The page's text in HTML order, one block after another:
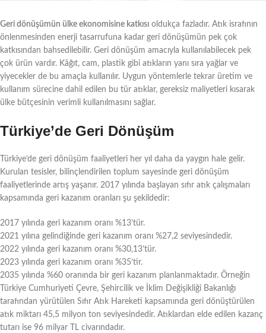
Geri dönüşümün ülke ekonomisine katkısı oldukça fazladır. Atık israfının
önlenmesinden enerji tasarrufuna kadar geri dönüşümün pek çok
katkısından bahsedilebilir. Geri dönüşüm amacıyla kullanılabilecek pek
çok ürün vardır. Kâğıt, cam, plastik gibi atıkların yanı sıra yağlar ve
yiyecekler de bu amaçla kullanılır. Uygun yöntemlerle tekrar üretim ve
kullanım sürecine dahil edilen bu tür atıklar, gereksiz maliyetleri kısarak
ülke bütçesinin verimli kullanılmasını sağlar.
Türkiye’de Geri Dönüşüm
Türkiye’de geri dönüşüm faaliyetleri her yıl daha da yaygın hale gelir.
Kurulan tesisler, bilinçlendirilen toplum sayesinde geri dönüşüm
faaliyetlerinde artış yaşanır. 2017 yılında başlayan sıfır atık çalışmaları
kapsamında geri kazanım oranları şu şekildedir:
2017 yılında geri kazanım oranı %13’tür.
2021 yılına gelindiğinde geri kazanım oranı %27,2 seviyesindedir.
2022 yılında geri kazanım oranı %30,13’tür.
2023 yılında geri kazanım oranı %35’tir.
2035 yılında %60 oranında bir geri kazanım planlanmaktadır. Örneğin
Türkiye Cumhuriyeti Çevre, Şehircilik ve İklim Değişikliği Bakanlığı
tarafından yürütülen Sıfır Atık Hareketi kapsamında geri dönüştürülen
atık miktarı 45,5 milyon ton seviyesindedir. Atıklardan elde edilen kazanç
tutarı ise 96 milyar TL civarındadır.